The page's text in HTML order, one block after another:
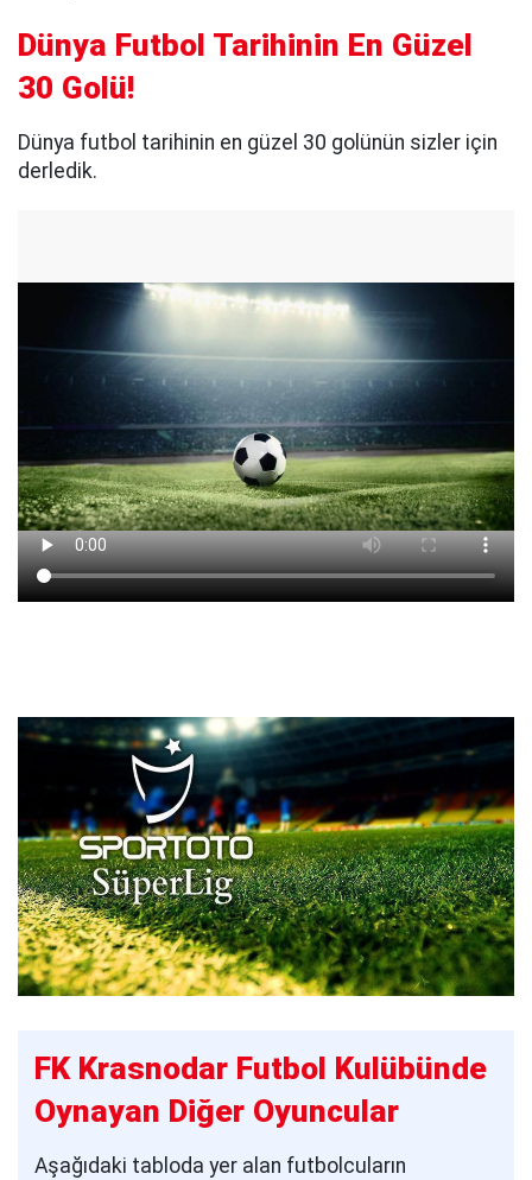
Dünya Futbol Tarihinin En Güzel
30 Golü!
Dünya futbol tarihinin en güzel 30 golünün sizler için
derledik.
FK Krasnodar Futbol Kulübünde
Oynayan Diğer Oyuncular
Aşağıdaki tabloda yer alan futbolcuların